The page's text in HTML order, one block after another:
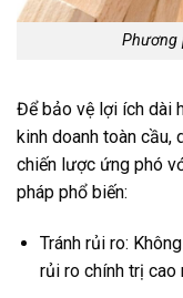
Phương
Để bảo vệ lợi ích dài
kinh doanh toàn cầu,
chiến lược ứng phó
pháp phổ biến:
Tránh rủi ro:
rủi ro chính trị cao